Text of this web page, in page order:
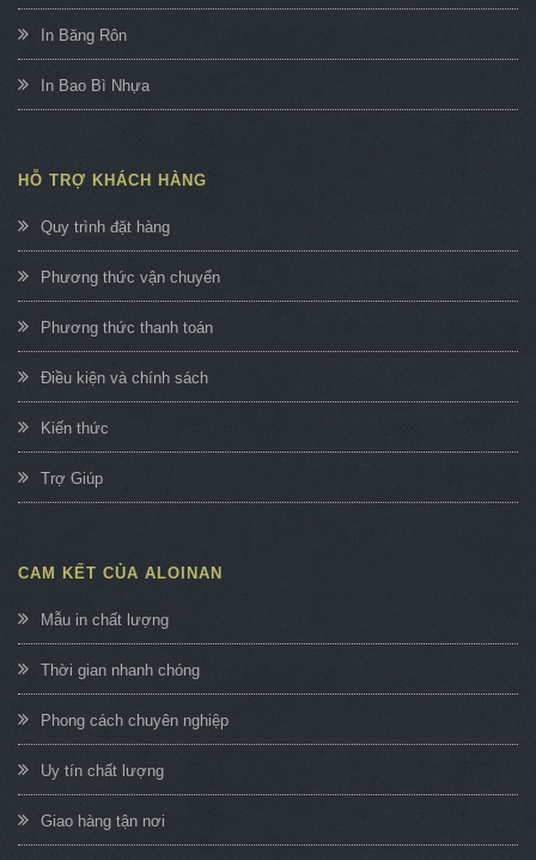
In Băng Rôn
In Bao Bì Nhựa
HỖ TRỢ KHÁCH HÀNG
Quy trình đặt hàng
Phương thức vận chuyển
Phương thức thanh toán
Điều kiện và chính sách
Kiến thức
Trợ Giúp
CAM KẾT CỦA ALOINAN
Mẫu in chất lượng
Thời gian nhanh chóng
Phong cách chuyên nghiệp
Uy tín chất lượng
Giao hàng tận nơi